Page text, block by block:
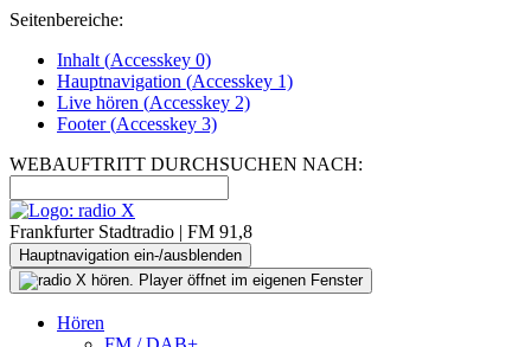
Seitenbereiche:
Inhalt (Accesskey 0)
Hauptnavigation (Accesskey 1)
Live hören (Accesskey 2)
Footer(Accesskey 3)
WEBAUFTRITT DURCHSUCHEN NACH:
Frankfurter Stadtradio | FM 91,8
Hauptnavigation ein-/ausblenden
Hören